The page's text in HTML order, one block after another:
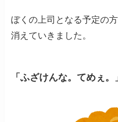
ぼくの上司となる予定の
消えていきました。
「ふざけんな。てめぇ。